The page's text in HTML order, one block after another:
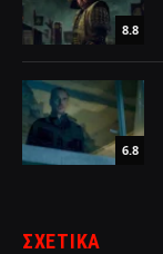
8.8
6.8
ΣΧΕΤΙΚΑ